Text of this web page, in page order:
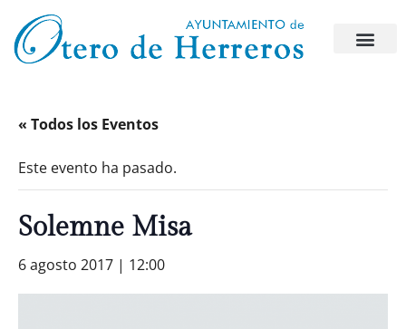
« Todos los Eventos
Este evento ha pasado.
Solemne Misa
6 agosto 2017 | 12:00